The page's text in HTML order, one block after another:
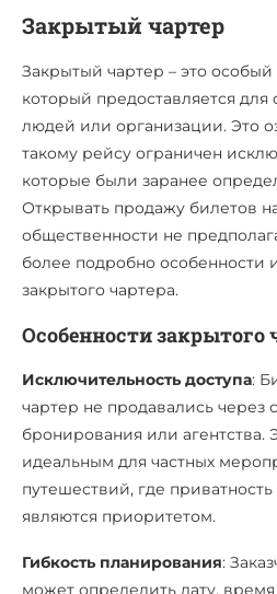
Закрытый чартер
Закрытый чартер – это
который предоставляется
людей или организации. Это
такому рейсу ограничен
которые были заранее
Открывать продажу билетов
общественности не
более подробно особенности
закрытого чартера.
Особенности закрытого
Исключительность доступа:
чартер не продавались через
бронирования или агентства.
идеальным для частных
путешествий, где
являются приоритетом.
Гибкость планирования:
может определить дату,